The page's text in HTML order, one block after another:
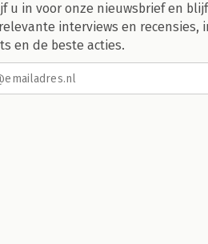
u in voor onze nieuwsbrief en
interviews en recensies,
en de beste acties.